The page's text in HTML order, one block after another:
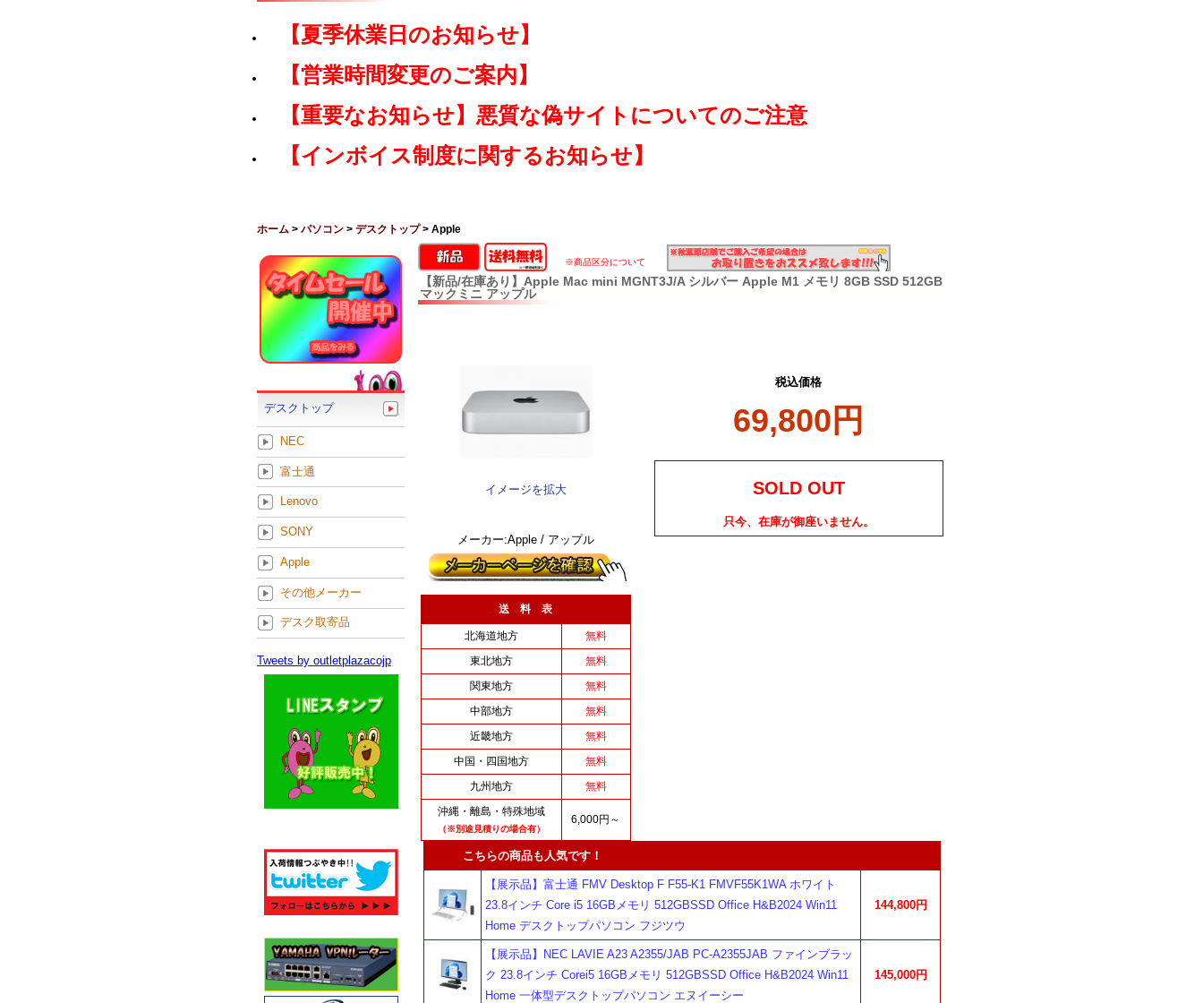
【夏季休業日のお知らせ】
【営業時間変更のご案内】
【重要なお知らせ】悪質な偽サイトについてのご注意
【インボイス制度に関するお知らせ】
ホーム > パソコン > デスクトップ> Apple
※商品区分について
【新品/在庫あり】Apple Mac mini MGNT3J/A シルバー Apple M1 メモリ 8GB SSD 512GB
マックミニ アップル
イメージを拡大
メーカー:Apple / アップル
送 料 表
北海道地方
無料
東北地方
無料
関東地方
無料
中部地方
無料
近畿地方
無料
中国・四国地方
無料
九州地方
無料
沖縄・離島・特殊地域
（※別途見積りの場合有）
6,000円～
税込価格
69,800円
SOLD OUT
只今、在庫が御座いません。
こちらの商品も人気です！
【展示品】富士通 FMV Desktop F F55-K1 FMVF55K1WA ホワイト
23.8インチ Core i5 16GBメモリ 512GBSSD Office H&B2024 Win11
Home デスクトップパソコン フジツウ
144,800円
【展示品】NEC LAVIE A23 A2355/JAB PC-A2355JAB ファインブラッ
ク 23.8インチ Corei5 16GBメモリ 512GBSSD Office H&B2024 Win11
Home 一体型デスクトップパソコン エヌイーシー
145,000円
デスクトップ
NEC
富士通
Lenovo
SONY
Apple
その他メーカー
デスク取寄品
Tweets by outletplazacojp